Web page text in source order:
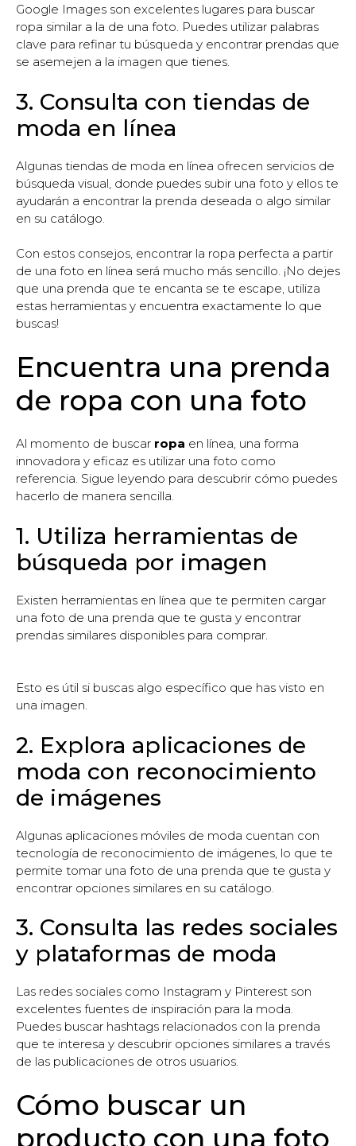
Google Images son excelentes lugares para buscar
ropa similar a la de una foto. Puedes utilizar palabras
clave para refinar tu búsqueda y encontrar prendas que
se asemejen a la imagen que tienes.
3. Consulta con tiendas de
moda en línea
Algunas tiendas de moda en línea ofrecen servicios de
búsqueda visual, donde puedes subir una foto y ellos te
ayudarán a encontrar la prenda deseada o algo similar
en su catálogo.
Con estos consejos, encontrar la ropa perfecta a partir
de una foto en línea será mucho más sencillo. ¡No dejes
que una prenda que te encanta se te escape, utiliza
estas herramientas y encuentra exactamente lo que
buscas!
Encuentra una prenda
de ropa con una foto
Al momento de buscar ropa en línea, una forma
innovadora y eficaz es utilizar una foto como
referencia. Sigue leyendo para descubrir cómo puedes
hacerlo de manera sencilla.
1. Utiliza herramientas de
búsqueda por imagen
Existen herramientas en línea que te permiten cargar
una foto de una prenda que te gusta y encontrar
prendas similares disponibles para comprar.
Esto es útil si buscas algo específico que has visto en
una imagen.
2. Explora aplicaciones de
moda con reconocimiento
de imágenes
Algunas aplicaciones móviles de moda cuentan con
tecnología de reconocimiento de imágenes, lo que te
permite tomar una foto de una prenda que te gusta y
encontrar opciones similares en su catálogo.
3. Consulta las redes sociales
y plataformas de moda
Las redes sociales como Instagram y Pinterest son
excelentes fuentes de inspiración para la moda.
Puedes buscar hashtags relacionados con la prenda
que te interesa y descubrir opciones similares a través
de las publicaciones de otros usuarios.
Cómo buscar un
producto con una foto